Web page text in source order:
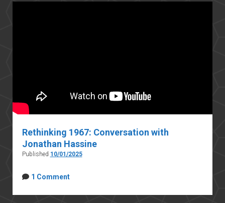
Rethinking 1967: Conversation with
Jonathan Hassine
Published 10/01/2025
1 Comment